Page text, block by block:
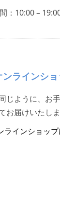
：10:00 –
ンラインシ
じように、お
お届けいたしま
ラインショッ